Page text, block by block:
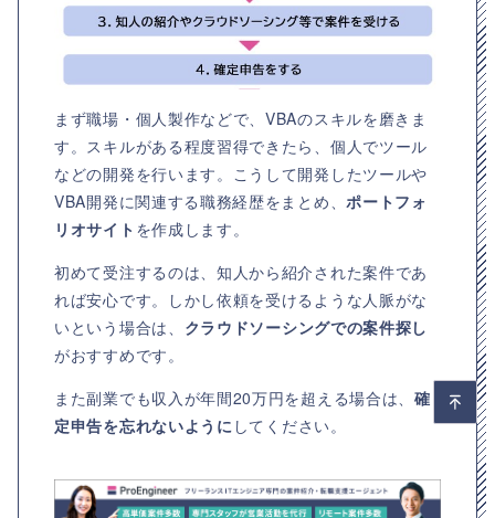
まず職場・個人製作などで、VBAのスキルを磨きま
す。スキルがある程度習得できたら、個人でツール
などの開発を行います。こうして開発したツールや
VBA開発に関連する職務経歴をまとめ、 ポートフォ
リオサイト を作成します。
初めて受注するのは、知人から紹介された案件であ
れば安心です。しかし依頼を受けるような人脈がな
いという場合は、 クラウドソーシングでの案件探し
がおすすめです。
また副業でも収入が年間20万円を超える場合は、確
定申告を忘れないように してください。